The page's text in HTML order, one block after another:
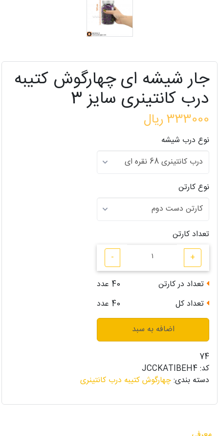
جار شیشه ای چهارگوش کتیبه
درب کانتینری سایز 3
333000 ریال
نوع درب شیشه
نوع کارتن
تعداد کارتن
+
-
تعداد در کارتن 40 عدد
تعداد کل
40 عدد
اضافه به سبد
74
کد:
دسته بندی:چهارگوش کتیبه درب کانتینری